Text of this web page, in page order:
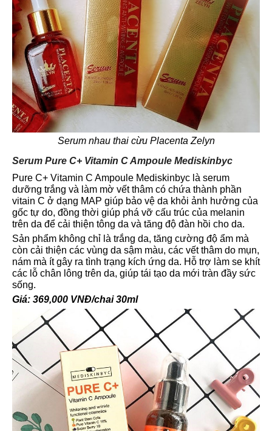
Serum nhau thai cừu Placenta Zelyn
Serum Pure C+ Vitamin C Ampoule Mediskinbyc
Pure C+ Vitamin C Ampoule Mediskinbyc là serum
dưỡng trắng và làm mờ vết thâm có chứa thành phần
vitain C ở dạng MAP giúp bảo vệ da khỏi ảnh hưởng của
gốc tự do, đồng thời giúp phá vỡ cấu trúc của melanin
trên da để cải thiện tông da và tăng độ đàn hồi cho da.
Sản phẩm không chỉ là trắng da, tăng cường độ ẩm mà
còn cải thiện các vùng da sậm màu, các vết thâm do mụn,
nám mà ít gây ra tình trạng kích ứng da. Hỗ trợ làm se khít
các lỗ chân lông trên da, giúp tái tạo da mới tràn đầy sức
sống.
Giá: 369,000 VNĐ/chai 30ml